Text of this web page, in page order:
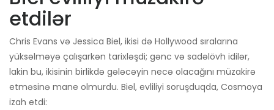
etdilər
Chris Evans və Jessica Biel, ikisi də Hollywood sıralarına
yüksəlməyə çalışarkən tarixləşdi; gənc və sadəlövh idilər,
lakin bu, ikisinin birlikdə gələcəyin necə olacağını müzakirə
etməsinə mane olmurdu. Biel, evliliyi soruşduqda, Cosmoya
izah etdi: